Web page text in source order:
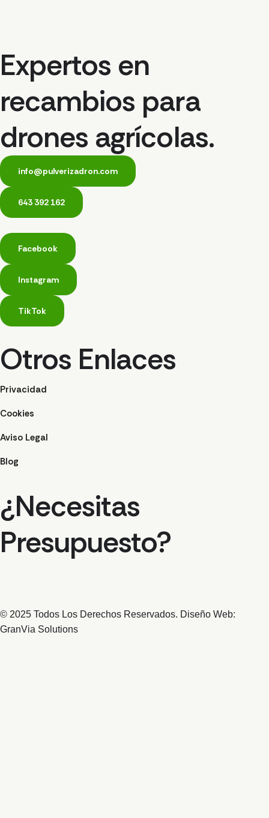
Expertos en
recambios para
drones agrícolas.
info@pulverizadron.com
643 392 162
Facebook
Instagram
TikTok
Otros Enlaces
Privacidad
Cookies
Aviso Legal
Blog
¿Necesitas
Presupuesto?
© 2025 Todos Los Derechos Reservados. Diseño Web:
GranVia Solutions